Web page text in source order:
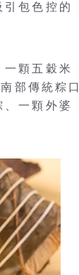
包色控的
顆五穀米
部傳統粽口
一顆外婆